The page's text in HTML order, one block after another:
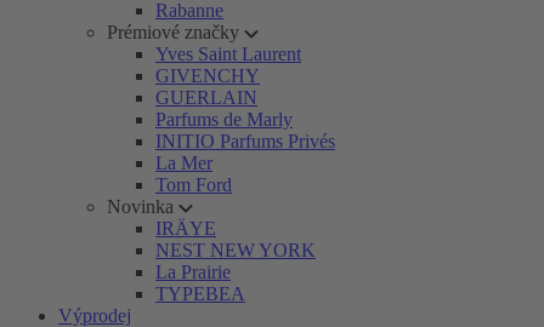
Rabanne
Prémiové značky
Yves Saint Laurent
GIVENCHY
GUERLAIN
Parfums de Marly
INITIO Parfums Privés
La Mer
Tom Ford
Novinka
IRÄYE
NEST NEW YORK
La Prairie
TYPEBEA
Výprodej